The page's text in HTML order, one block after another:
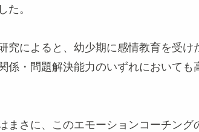
た。
究によると、幼少期に感情教育を受
係・問題解決能力のいずれにおいても
まさに、このエモーションコーチン